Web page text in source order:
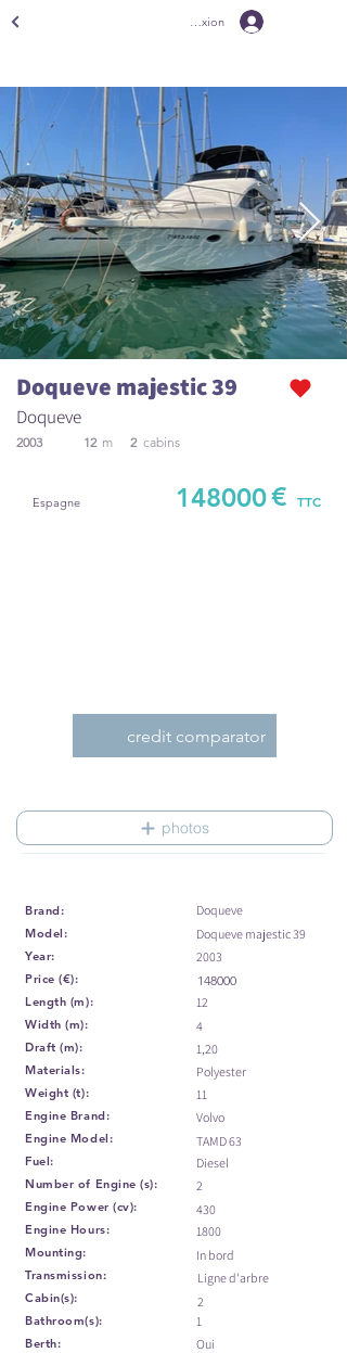
Connexion
Doqueve majestic 39
Doqueve
2003 12 m 2 cabins
Espagne 148000€ TTC
credit comparator
photos
Brand:
Model:
Year:
Price (€):
Length (m):
Width (m):
Draft (m):
Materials:
Weight (t):
Engine Brand:
Engine Model:
Fuel:
Number of Engine (s):
Engine Power (cv):
Engine Hours:
Mounting:
Transmission:
Cabin(s):
Bathroom(s):
Berth:
Doqueve
Doqueve majestic 39
2003
148000
12
4
1,20
Polyester
11
Volvo
TAMD 63
Diesel
2
430
1800
In bord
Ligne d'arbre
1
2
Oui